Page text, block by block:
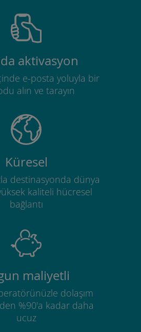
aktivasyon
e-posta yoluyla bir
alın ve tarayın
Küresel
destinasyonda dünya
kaliteli hücresel
bağlantı
maliyetli
dolaşım
%90'a kadar daha
ucuz